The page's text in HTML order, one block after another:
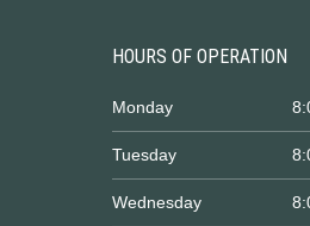
HOURS OF OPERATION
Monday
Tuesday
Wednesday